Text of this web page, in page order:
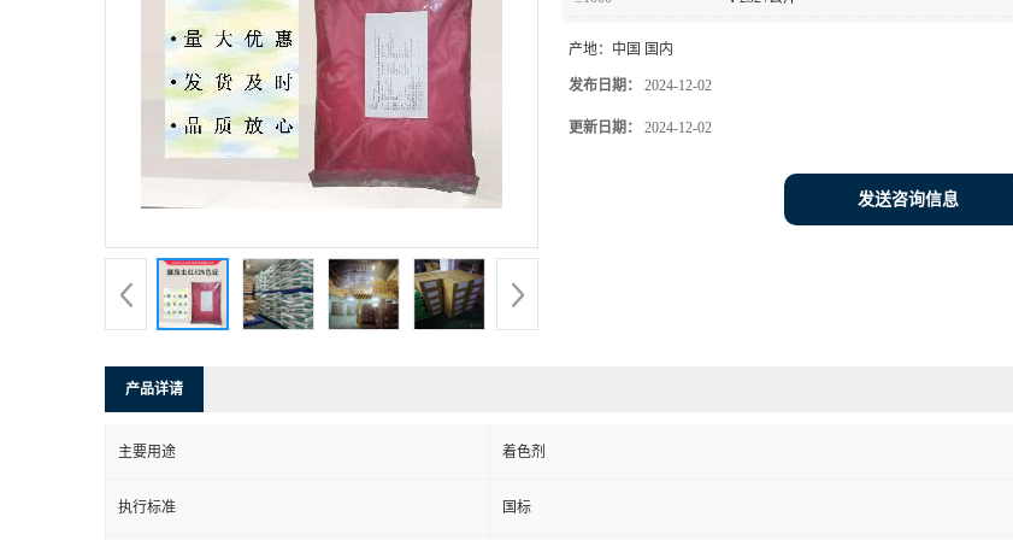
产地： 中国 国内
发布日期： 2024-12-02
更新日期： 2024-12-02
发送咨询信息
产品详请
主要用途 着色剂
执行标准 国标